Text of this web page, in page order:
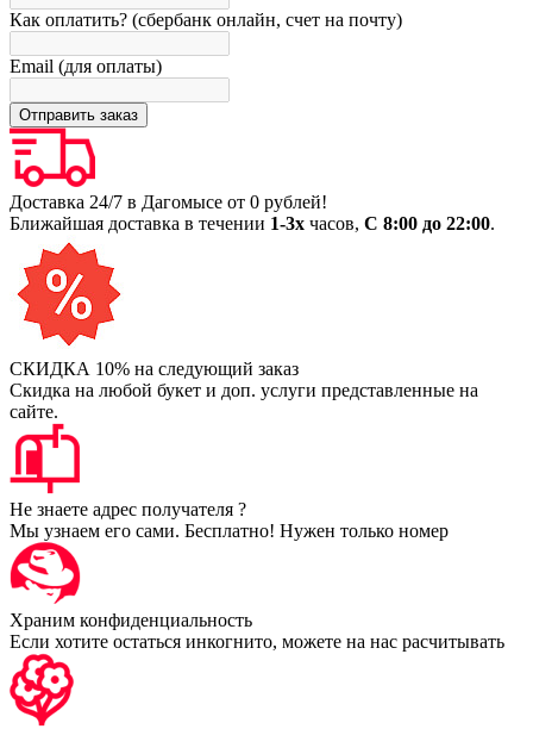
Как оплатить? (сбербанк онлайн, счет на почту)
Email (для оплаты)
Доставка 24/7 в Дагомысе от 0 рублей!
Ближайшая доставка в течении 1-3х часов, С 8:00 до 22:00.
СКИДКА 10% на следующий заказ
Скидка на любой букет и доп. услуги представленные на
сайте.
Не знаете адрес получателя ?
Мы узнаем его сами. Бесплатно! Нужен только номер
Храним конфиденциальность
Если хотите остаться инкогнито, можете на нас расчитывать